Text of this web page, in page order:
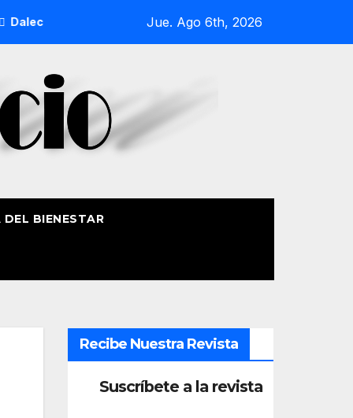
Fest 5 completa su programa con deporte,
Jue. Ago 6th, 2026
DEL BIENESTAR
Recibe Nuestra Revista
Suscríbete a la revista